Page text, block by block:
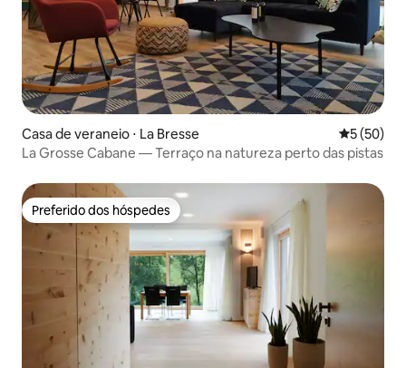
Casa de veraneio ⋅ La Bresse 5 de uma
5 (50)
La Grosse Cabane — Terraço na natureza perto das pistas
Preferido dos hóspedes
Preferido dos hóspedes